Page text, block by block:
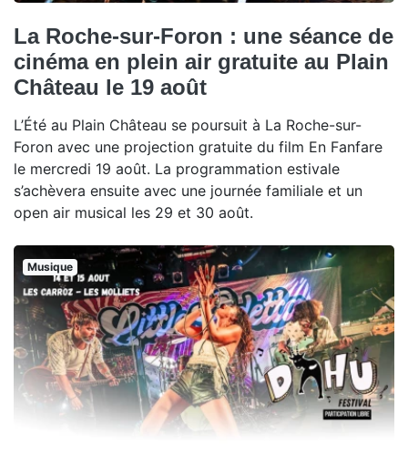
La Roche-sur-Foron : une séance de
cinéma en plein air gratuite au Plain
Château le 19 août
L’Été au Plain Château se poursuit à La Roche-sur-
Foron avec une projection gratuite du film En Fanfare
le mercredi 19 août. La programmation estivale
s’achèvera ensuite avec une journée familiale et un
open air musical les 29 et 30 août.
Musique